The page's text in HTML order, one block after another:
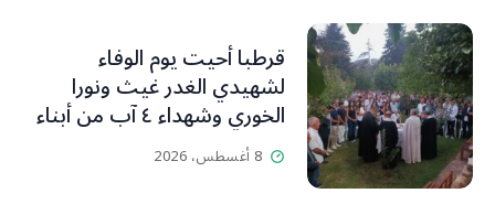
قرطبا أحيت يوم الوفاء
لشهيدي الغدر غيث ونورا
الخوري وشهداء ٤ آب من أبناء
البلدة.. كارين الخوري افرام: لقد
كان بيتنا، بوجود والدي، ينبض
8 أغسطس، 2026